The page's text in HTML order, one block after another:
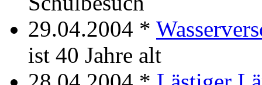
29.04.2004 *
ist 40 Jahre alt